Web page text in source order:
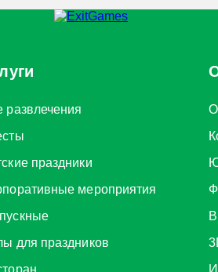
развлечения
праздники
мероприятия
для праздников
О